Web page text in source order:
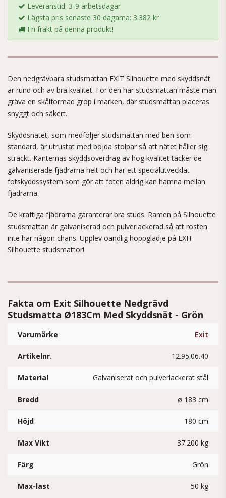
Leveranstid: 3-9 arbetsdagar
Lägsta pris senaste 30 dagarna: 3.382 kr
Fri frakt på denna produkt!
Den nedgrävbara studsmattan EXIT Silhouette med skyddsnät
är rund och av bra kvalitet. För den här studsmattan måste man
gräva en skålformad grop i marken, där studsmattan placeras
snyggt och säkert.
Skyddsnätet, som medföljer studsmattan med ben som
standard, är utrustat med böjda stolpar så att nätet håller sig
sträckt. Kanternas skyddsöverdrag av hög kvalitet täcker de
galvaniserade fjädrarna helt och har ett specialutvecklat
fotskyddssystem som gör att foten aldrig kan hamna mellan
fjädrarna.
De kraftiga fjädrarna garanterar bra studs. Ramen på Silhouette
studsmattan är galvaniserad och pulverlackerad så att rosten
inte har någon chans. Upplev oändlig hoppglädje på EXIT
Silhouette studsmattor!
Fakta om Exit Silhouette Nedgrävd
Studsmatta Ø183Cm Med Skyddsnät - Grön
Varumärke Exit
Artikelnr. 12.95.06.40
Material Galvaniserat och pulverlackerat stål
Bredd ø 183 cm
Höjd 180 cm
Max Vikt 37.200 kg
Färg Grön
Max-last 50 kg